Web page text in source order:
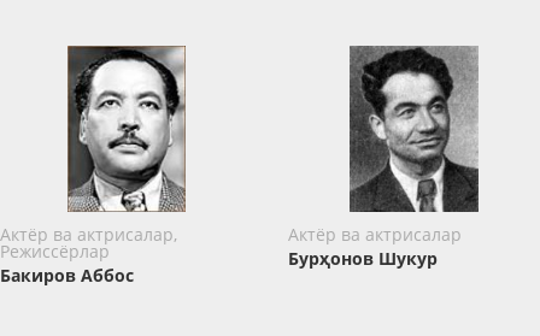
Актёр ва актрисалар,
Режиссёрлар
Бакиров Аббос
Актёр ва актрисалар
Бурҳонов Шукур